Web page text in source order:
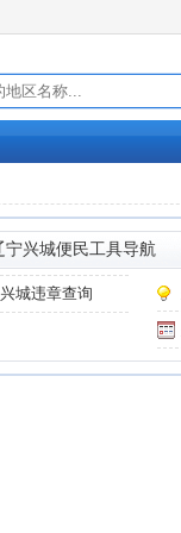
宁兴城便民工具导航
兴城违章查询